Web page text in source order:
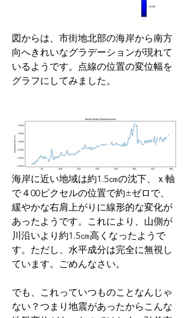
図からは、市街地北部の海岸から南方
向へきれいなグラデーションが現れて
いるようです。点線の位置の変位幅を
グラフにしてみました。
海岸に近い地域は約1.5㎝の沈下、ｘ軸
で４00ピクセルの位置で約±ゼロで、
緩やかな右肩上がりに線形的な変化が
あったようです。これにより、山側が
川沿いより約1.5㎝高くなったようで
す。ただし、水平成分は完全に無視し
ています。ごめんなさい。
でも、これっていつものことなんじゃ
ない？つまり地震があったからこんな